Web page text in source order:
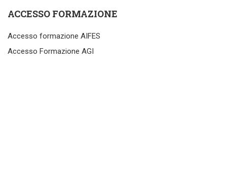
ACCESSO FORMAZIONE
Accesso formazione AIFES
Accesso Formazione AGI